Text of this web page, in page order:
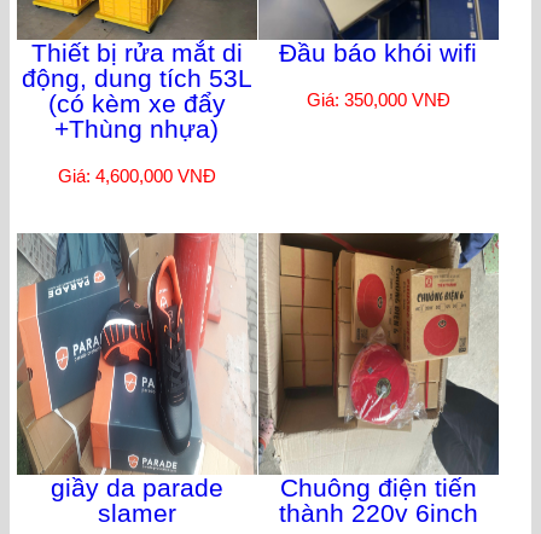
Thiết bị rửa mắt di
động, dung tích 53L
(có kèm xe đẩy
+Thùng nhựa)
Giá: 4,600,000 VNĐ
Đầu báo khói wifi
Giá: 350,000 VNĐ
giầy da parade
slamer
Chuông điện tiến
thành 220v 6inch